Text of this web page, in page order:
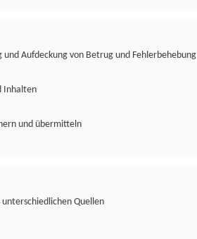
Aufdeckung von Betrug und Fehlerbehebung
Inhalten
und übermitteln
Quellen